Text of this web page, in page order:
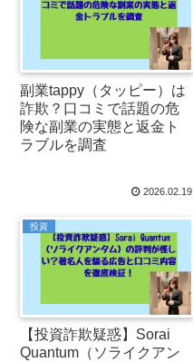
副業tappy（タッピー）は
詐欺？口コミで話題の危
険な副業の実態と返金ト
ラブルを調査
2026.02.19
投資
【投資詐欺疑惑】Sorai
Quantum（ソライクアン